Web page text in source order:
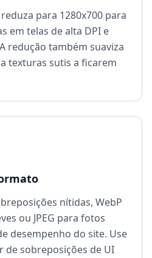
para 1280x700 para
em telas de alta DPI e
redução também suaviza
texturas sutis a ficarem
nítidas, WebP
ou JPEG para fotos
desempenho do site. Use
de sobreposições de UI